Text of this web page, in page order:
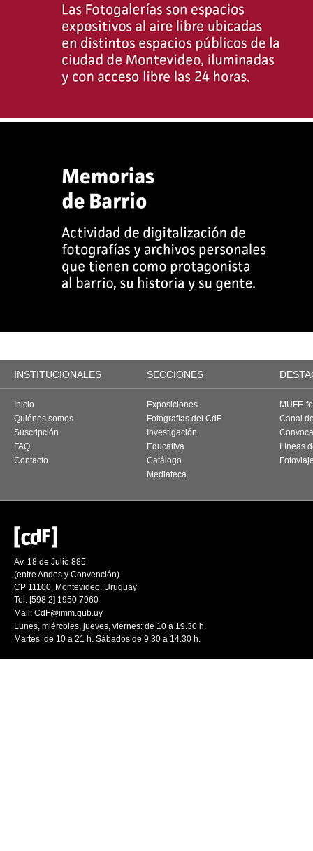
INSTITUCIONALES SECCIONES
Inicio
Quiénes somos
Suscripción
FAQ
Contacto
Exposiciones
Fotografías del CdF
Investigación
Educativa
Catálogo
Mediateca
MUFF,
Canal
Líneas
Av. 18 de Julio 885
(entre Andes y Convención)
CP 11100. Montevideo. Uruguay
Tel: [598 2] 1950 7960
Mail: CdF@imm.gub.uy
Lunes, miércoles, jueves, viernes: de 10 a 19.30 h.
Martes: de 10 a 21 h. Sábados de 9.30 a 14.30 h.